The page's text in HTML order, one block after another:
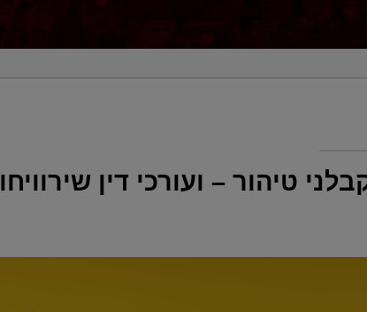
טיהור – ועורכי דין שירוויחו